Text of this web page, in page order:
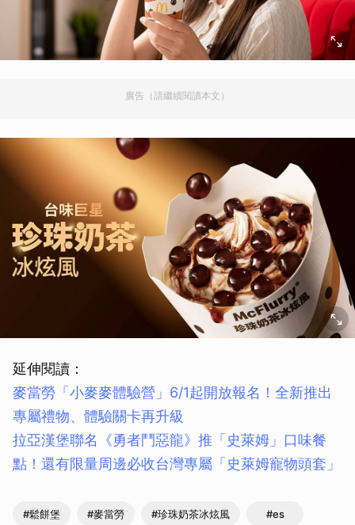
廣告（請繼續閱讀本文）
延伸閱讀：
麥當勞「小麥麥體驗營」6/1起開放報名！全新推出
專屬禮物、體驗關卡再升級
拉亞漢堡聯名《勇者鬥惡龍》推「史萊姆」口味餐
點！還有限量周邊必收台灣專屬「史萊姆寵物頭套」
#鬆餅堡 #麥當勞 #珍珠奶茶冰炫風 #es